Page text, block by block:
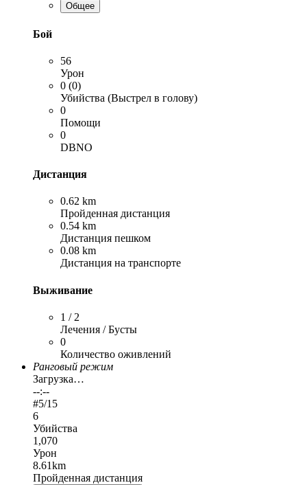
Общее
Бой
56
Урон
0 (0)
Убийства (Выстрел в голову)
0
Помощи
0
DBNO
Дистанция
0.62 km
Пройденная дистанция
0.54 km
Дистанция пешком
0.08 km
Дистанция на транспорте
Выживание
1 / 2
Лечения / Бусты
0
Количество оживлений
Ранговый режим
Загрузка…
--:--
#5/15
6
Убийства
1,070
Урон
8.61km
Пройденная дистанция